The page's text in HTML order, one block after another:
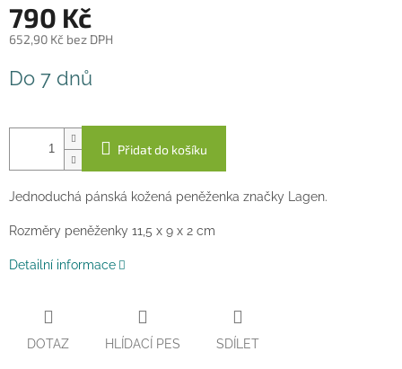
790 Kč
652,90 Kč bez DPH
cena:
Do 7 dnů
Přidat do košíku
Jednoduchá pánská kožená peněženka značky Lagen.
Rozměry peněženky 11,5 x 9 x 2 cm
Detailní informace
DOTAZ HLÍDACÍ PES SDÍLET